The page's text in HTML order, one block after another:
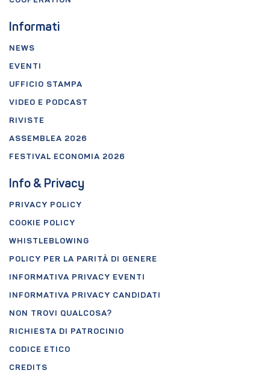
Informati
NEWS
EVENTI
UFFICIO STAMPA
VIDEO E PODCAST
RIVISTE
ASSEMBLEA 2026
FESTIVAL ECONOMIA 2026
Info & Privacy
PRIVACY POLICY
COOKIE POLICY
WHISTLEBLOWING
POLICY PER LA PARITÀ DI GENERE
INFORMATIVA PRIVACY EVENTI
INFORMATIVA PRIVACY CANDIDATI
NON TROVI QUALCOSA?
RICHIESTA DI PATROCINIO
CODICE ETICO
CREDITS